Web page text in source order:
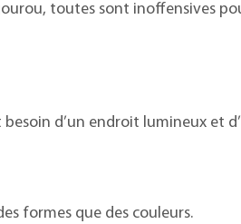
toutes sont inoffensives
d’un endroit lumineux et
formes que des couleurs.